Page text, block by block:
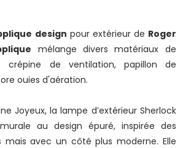
design pour extérieur de Roger
mélange divers matériaux de
crépine de ventilation, papillon de
ouies d'aération.
Joyeux, la lampe d’extérieur Sherlock
au design épuré, inspirée des
mais avec un côté plus moderne. Elle